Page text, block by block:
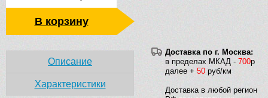
В корзину
Доставка по г. Москва:
в пределах МКАД - 700р
далее + 50 руб/км
Доставка в любой регион
Описание
Характеристики